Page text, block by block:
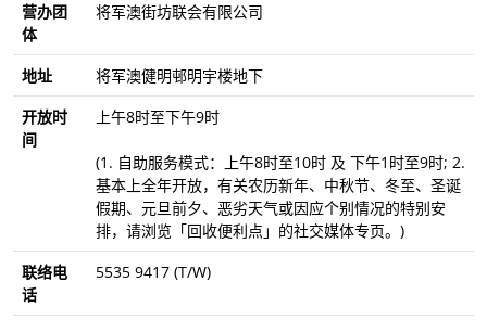
营办团
体
将军澳街坊联会有限公司
地址
将军澳健明邨明宇楼地下
开放时
间
上午8时至下午9时
(1. 自助服务模式：上午8时至10时 及 下午1时至9时; 2.
基本上全年开放，有关农历新年、中秋节、冬至、圣诞
假期、元旦前夕、恶劣天气或因应个别情况的特别安
排，请浏览「回收便利点」的社交媒体专页。)
联络电
话
5535 9417 (T/W)